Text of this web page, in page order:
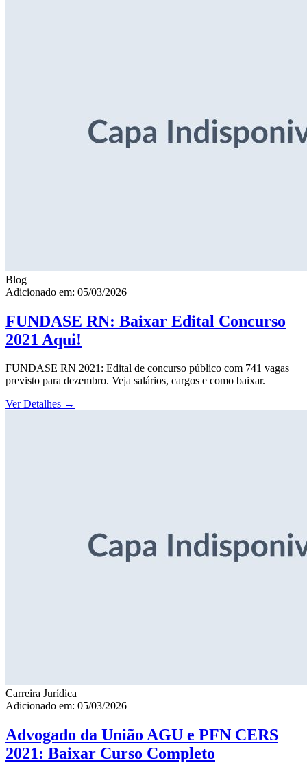
Blog
Adicionado em: 05/03/2026
FUNDASE RN: Baixar Edital Concurso
2021 Aqui!
FUNDASE RN 2021: Edital de concurso público com 741 vagas
previsto para dezembro. Veja salários, cargos e como baixar.
Ver Detalhes →
Carreira Jurídica
Adicionado em: 05/03/2026
Advogado da União AGU e PFN CERS
2021: Baixar Curso Completo